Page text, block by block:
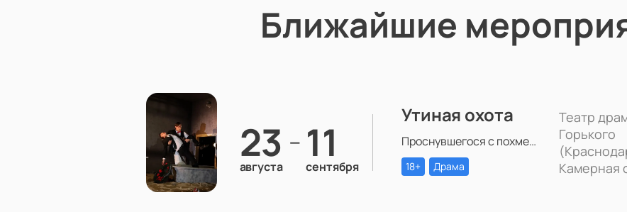
Ближайшие
23
августа
— 11
сентября
Утиная охота
Проснувшегося с похмелья Зилова настигает осознание того, что все, что он есть и все, что есть у него — бессмысленная игра. Игра в любовь, в справедливость, в дружбу, в успех.
18+ Драма
Театр
Горького
Камерная